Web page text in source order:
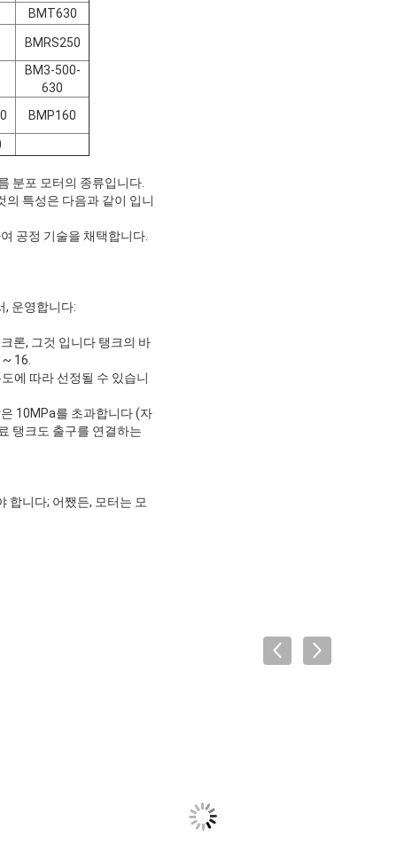
BMT630
BMRS250
BM3-500-
630
BMP160
분포 모터의 종류입니다.
의 특성은 다음과 같이 입니
공정 기술을 채택합니다.
, 운영합니다:
론, 그것 입니다 탱크의 바
~ 16.
에 따라 선정될 수 있습니
10MPa를 초과합니다 (자
탱크도 출구를 연결하는
합니다; 어쨌든, 모터는 모